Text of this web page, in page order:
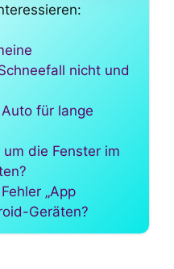
nicht und
für lange
die Fenster im
„App
Geräten?